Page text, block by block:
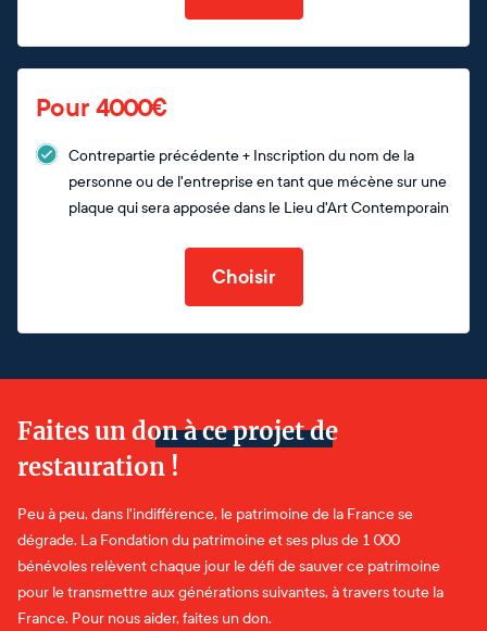
Pour 4000€
Contrepartie précédente + Inscription du nom de la
personne ou de l'entreprise en tant que mécène sur une
plaque qui sera apposée dans le Lieu d'Art Contemporain
Choisir
Faites un don à ce projet de
restauration !
Peu à peu, dans l'indifférence, le patrimoine de la France se
dégrade. La Fondation du patrimoine et ses plus de 1 000
bénévoles relèvent chaque jour le défi de sauver ce patrimoine
pour le transmettre aux générations suivantes, à travers toute la
France. Pour nous aider, faites un don.